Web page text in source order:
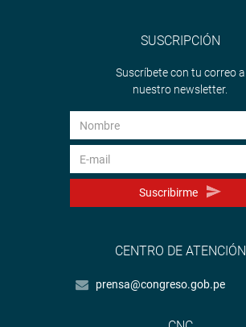
SUSCRIPCIÓN
Suscríbete con tu correo a
nuestro newsletter.
Suscribirme
CENTRO DE ATENCIÓN
prensa@congreso.gob.pe